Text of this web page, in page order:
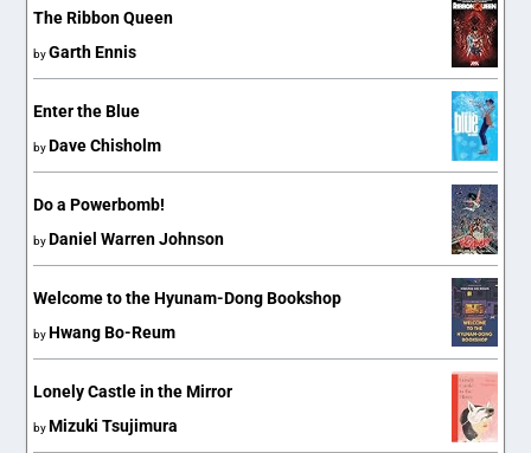
The Ribbon Queen
byGarth Ennis
Enter the Blue
by Dave Chisholm
Do a Powerbomb!
by Daniel Warren Johnson
Welcome to the Hyunam-Dong Bookshop
by Hwang Bo-Reum
Lonely Castle in the Mirror
by Mizuki Tsujimura